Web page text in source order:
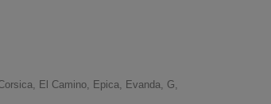
El Camino, Epica, Evanda, G,